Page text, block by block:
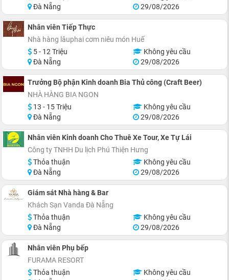
Đà Nẵng
29/08/2026
Nhân viên Tiếp Thực
Nhà hàng lâuphai cơm niêu món Huế
5 - 12 Triệu
Không yêu cầu
Đà Nẵng
29/08/2026
Trưởng Bộ phận Kinh doanh Bia Thủ công (Craft Beer)
NHÀ HÀNG BIA NGON
13 - 15 Triệu
Không yêu cầu
Đà Nẵng
29/08/2026
Nhân viên Kinh doanh Cho Thuê Xe Tour, Xe Tự Lái
Công ty TNHH Du lịch Phú Thiện Hưng
Thỏa thuận
Không yêu cầu
Đà Nẵng
29/08/2026
Giám sát Nhà hàng & Bar
Khách Sạn Vanda Đà Nẵng
Thỏa thuận
Không yêu cầu
Đà Nẵng
29/08/2026
Nhân viên Phụ bếp
FURAMA RESORT
Thỏa thuận
Không yêu cầu